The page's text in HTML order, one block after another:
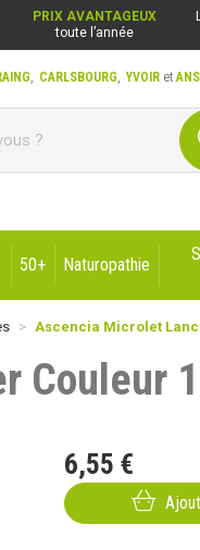
PRIX AVANTAGEUX
toute l’année
, CARLSBOURG,YVOIRet
50+ Naturopathie
Ascencia Microlet
Couleur
6,55 €